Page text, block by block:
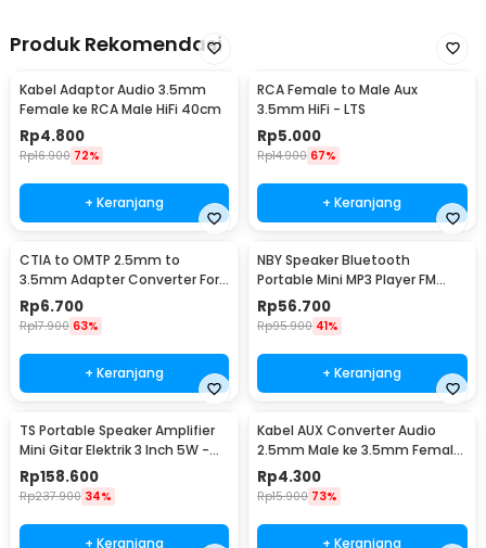
Produk Rekomendasi
Kabel Adaptor Audio 3.5mm
Female ke RCA Male HiFi 40cm
Rp4.800
Rp16.900 72%
+ Keranjang
RCA Female to Male Aux
3.5mm HiFi - LTS
Rp5.000
Rp14.900 67%
+ Keranjang
CTIA to OMTP 2.5mm to
3.5mm Adapter Converter For
Sony HTC Earphones
Rp6.700
Rp17.900 63%
+ Keranjang
NBY Speaker Bluetooth
Portable Mini MP3 Player FM
Radio 3W - TD-V26
Rp56.700
Rp95.900 41%
+ Keranjang
TS Portable Speaker Amplifier
Mini Gitar Elektrik 3 Inch 5W -
MA-5
Rp158.600
Rp237.900 34%
+ Keranjang
Kabel AUX Converter Audio
2.5mm Male ke 3.5mm Female
L Shape HiFi 20cm - L44
Rp4.300
Rp15.900 73%
+ Keranjang